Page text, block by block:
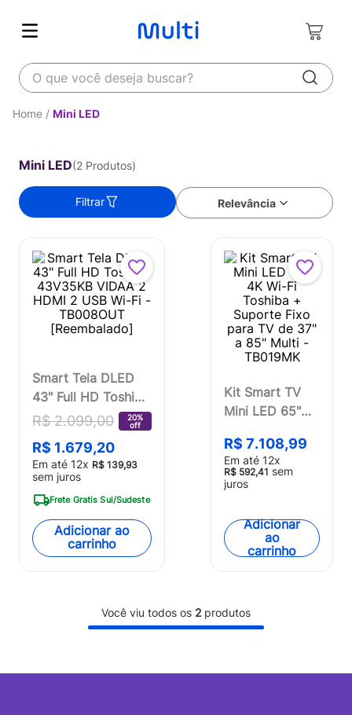
O que você deseja buscar?
Mini LED
Mini LED 2 Produtos
Relevância
Filtrar
Smart Tela DLED
43" Full HD Toshiba
43V35KB VIDAA 2
HDMI 2 USB Wi-Fi -
TB008OUT
[Reembalado]
R$ 2.099,00
20%
off
R$ 1.679,20
Em até 12x R$ 139,93
sem juros
Frete Gratis Sul/Sudeste
Adicionar ao
carrinho
Kit Smart TV
Mini LED 65"
Toshiba +
Suporte Fixo
para TV de 37"
TB019MK
R$ 7.108,99
Em até 12x
R$ 592,41 sem
juros
Adicionar
ao
carrinho
Você viu todos os 2 produtos